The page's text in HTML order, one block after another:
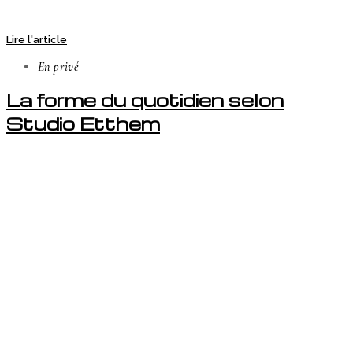
Lire l'article
En privé
La forme du quotidien selon
Studio Etthem